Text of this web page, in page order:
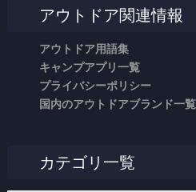
アウトドア関連情報
アウトドア用語集
キャンプアプリ一覧
プライバシーポリシー
国内のアウトドアブランド一覧
カテゴリ一覧